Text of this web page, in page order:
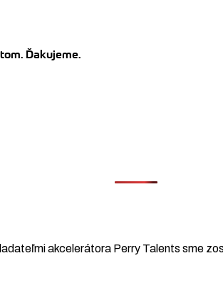
Ďakujeme.
akcelerátora Perry Talents sme